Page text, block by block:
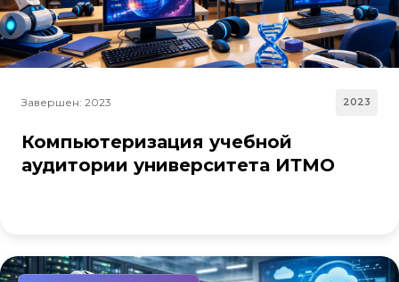
Завершен: 2023 2023
Компьютеризация учебной
аудитории университета ИТМО